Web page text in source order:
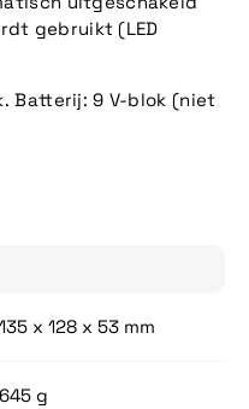
gebruikt (LED
Batterij: 9 V-blok (niet
135 x 128 x 53 mm
645 g